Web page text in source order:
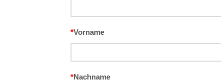
*Vorname
*Nachname